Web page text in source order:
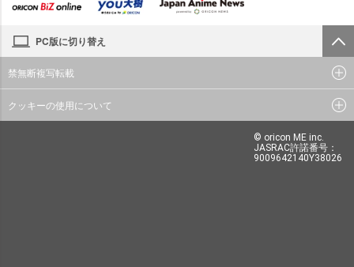
PC版に切り替え
禁無断複写転載
クッキーの使用について
© oricon ME inc.
JASRAC許諾番号：
9009642140Y38026